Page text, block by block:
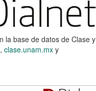
la base de datos de Clase y
clase.unam.mx y